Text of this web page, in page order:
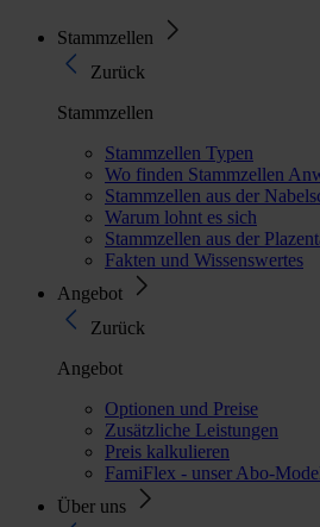
Stammzellen
Zurück
Stammzellen
Stammzellen Typen
Wo finden Stammzellen
Stammzellen aus der
Warum lohnt es sich
Stammzellen aus der
Fakten und Wissenswertes
Angebot
Zurück
Angebot
Optionen und Preise
Zusätzliche Leistungen
Preis kalkulieren
FamiFlex - unser Abo-
Über uns